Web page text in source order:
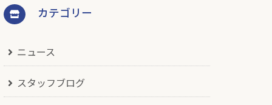
カテゴリー
ニュース
スタッフブログ